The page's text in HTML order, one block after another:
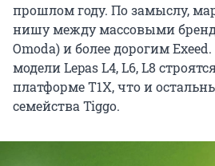
прошлом году. По замыслу,
нишу между массовыми
Omoda) и более дорогим
модели Lepas L4, L6, L8
платформе T1X, что и
семейства Tiggo.